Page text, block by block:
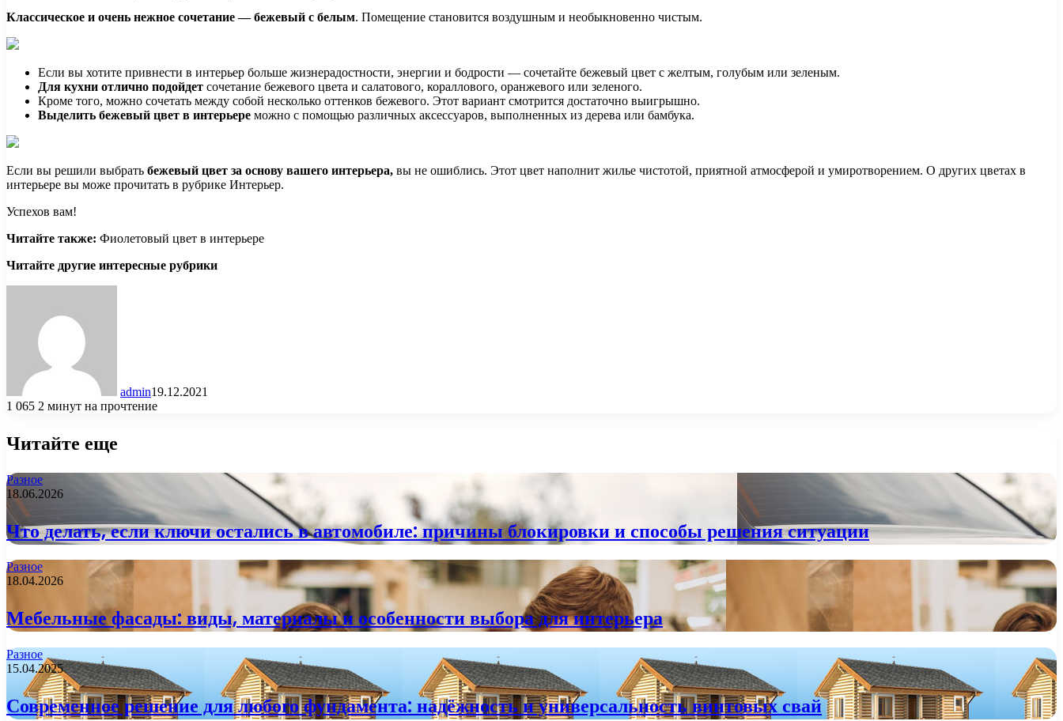
Классическое и очень нежное сочетание — бежевый с белым. Помещение становится воздушным и необыкновенно чистым.
Если вы хотите привнести в интерьер больше жизнерадостности, энергии и бодрости — сочетайте бежевый цвет с желтым, голубым или зеленым.
Для кухни отлично подойдет сочетание бежевого цвета и салатового, кораллового, оранжевого или зеленого.
Кроме того, можно сочетать между собой несколько оттенков бежевого. Этот вариант смотрится достаточно выигрышно.
Выделить бежевый цвет в интерьере можно с помощью различных аксессуаров, выполненных из дерева или бамбука.
Если вы решили выбрать бежевый цвет за основу вашего интерьера, вы не ошиблись. Этот цвет наполнит жилье чистотой, приятной атмосферой и умиротворением. О других цветах в
интерьере вы може прочитать в рубрике Интерьер.
Успехов вам!
Читайте также: Фиолетовый цвет в интерьере
Читайте другие интересные рубрики
admin19.12.2021
1 065 2 минут на прочтение
Читайте еще
Разное
18.06.2026
Что делать, если ключи остались в автомобиле: причины блокировки и способы решения ситуации
Разное
18.04.2026
Мебельные фасады: виды, материалы и особенности выбора для интерьера
Разное
15.04.2025
Современное решение для любого фундамента: надёжность и универсальность винтовых свай